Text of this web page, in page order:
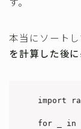
本当にソート
を計算した後に
import
for _ in